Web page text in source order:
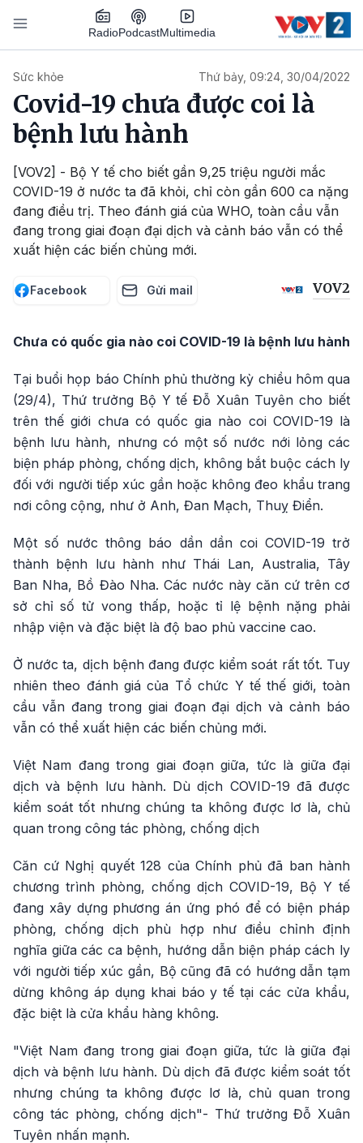
Nhảy đến nội dung
RadioPodcastMultimedia
Sức khỏe Thứ bảy, 09:24, 30/04/2022
Covid-19 chưa được coi là
bệnh lưu hành
[VOV2] - Bộ Y tế cho biết gần 9,25 triệu người mắc
COVID-19 ở nước ta đã khỏi, chỉ còn gần 600 ca nặng
đang điều trị. Theo đánh giá của WHO, toàn cầu vẫn
đang trong giai đoạn đại dịch và cảnh báo vẫn có thể
xuất hiện các biến chủng mới.
Facebook Gửi mail VOV2
Chưa có quốc gia nào coi COVID-19 là bệnh lưu hành
Tại buổi họp báo Chính phủ thường kỳ chiều hôm qua
(29/4), Thứ trưởng Bộ Y tế Đỗ Xuân Tuyên cho biết
trên thế giới chưa có quốc gia nào coi COVID-19 là
bệnh lưu hành, nhưng có một số nước nới lỏng các
biện pháp phòng, chống dịch, không bắt buộc cách ly
đối với người tiếp xúc gần hoặc không đeo khẩu trang
nơi công cộng, như ở Anh, Đan Mạch, Thuỵ Điển.
Một số nước thông báo dần dần coi COVID-19 trở
thành bệnh lưu hành như Thái Lan, Australia, Tây
Ban Nha, Bồ Đào Nha. Các nước này căn cứ trên cơ
sở chỉ số tử vong thấp, hoặc tỉ lệ bệnh nặng phải
nhập viện và đặc biệt là độ bao phủ vaccine cao.
Ở nước ta, dịch bệnh đang được kiểm soát rất tốt. Tuy
nhiên theo đánh giá của Tổ chức Y tế thế giới, toàn
cầu vẫn đang trong giai đoạn đại dịch và cảnh báo
vẫn có thể xuất hiện các biến chủng mới.
Việt Nam đang trong giai đoạn giữa, tức là giữa đại
dịch và bệnh lưu hành. Dù dịch COVID-19 đã được
kiểm soát tốt nhưng chúng ta không được lơ là, chủ
quan trong công tác phòng, chống dịch
Căn cứ Nghị quyết 128 của Chính phủ đã ban hành
chương trình phòng, chống dịch COVID-19, Bộ Y tế
đang xây dựng phương án ứng phó để có biện pháp
phòng, chống dịch phù hợp như điều chỉnh định
nghĩa giữa các ca bệnh, hướng dẫn biện pháp cách ly
với người tiếp xúc gần, Bộ cũng đã có hướng dẫn tạm
dừng không áp dụng khai báo y tế tại các cửa khẩu,
đặc biệt là cửa khẩu hàng không.
"Việt Nam đang trong giai đoạn giữa, tức là giữa đại
dịch và bệnh lưu hành. Dù dịch đã được kiểm soát tốt
nhưng chúng ta không được lơ là, chủ quan trong
công tác phòng, chống dịch"- Thứ trưởng Đỗ Xuân
Tuyên nhấn mạnh.